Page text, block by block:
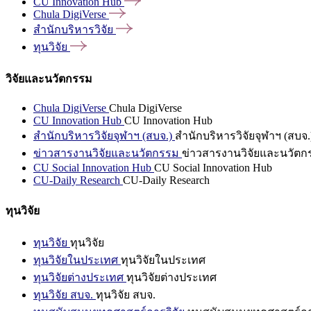
Chula DigiVerse
สำนักบริหารวิจัย
ทุนวิจัย
วิจัยและนวัตกรรม
Chula DigiVerse Chula DigiVerse
CU Innovation Hub CU Innovation Hub
สำนักบริหารวิจัยจุฬาฯ (สบจ.) สำนักบริหารวิจัยจุฬาฯ (สบจ
ข่าวสารงานวิจัยและนวัตกรรม ข่าวสารงานวิจัยและนวัตก
CU Social Innovation Hub CU Social Innovation Hub
CU-Daily Research CU-Daily Research
ทุนวิจัย
ทุนวิจัย ทุนวิจัย
ทุนวิจัยในประเทศ ทุนวิจัยในประเทศ
ทุนวิจัยต่างประเทศ ทุนวิจัยต่างประเทศ
ทุนวิจัย สบจ. ทุนวิจัย สบจ.